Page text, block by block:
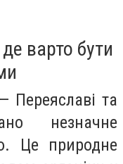
варто бути
Переяславі та
незначне
Це природне